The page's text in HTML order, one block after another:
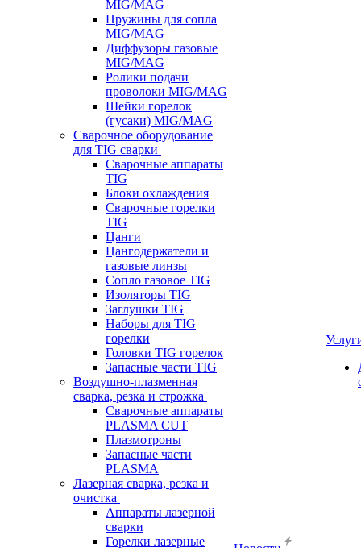
MIG/MAG
Пружины для сопла
MIG/MAG
Диффузоры газовые
MIG/MAG
Ролики подачи
проволоки MIG/MAG
Шейки горелок
(гусаки) MIG/MAG
Сварочное оборудование
для TIG сварки
Сварочные аппараты
TIG
Блоки охлаждения
Сварочные горелки
TIG
Цанги
Цангодержатели и
газовые линзы
Сопло газовое TIG
Изоляторы TIG
Заглушки TIG
Наборы для TIG
горелки
Головки TIG горелок
Запасные части TIG
Воздушно-плазменная
сварка, резка и строжка
Сварочные аппараты
PLASMA CUT
Плазмотроны
Запасные части
PLASMA
Лазерная сварка, резка и
очистка
Аппараты лазерной
сварки
Горелки лазерные